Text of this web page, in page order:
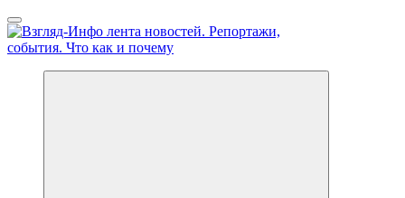
Перейти
к
содержанию
Обо всем и обо всех, что зачем и почему. Новости политики,